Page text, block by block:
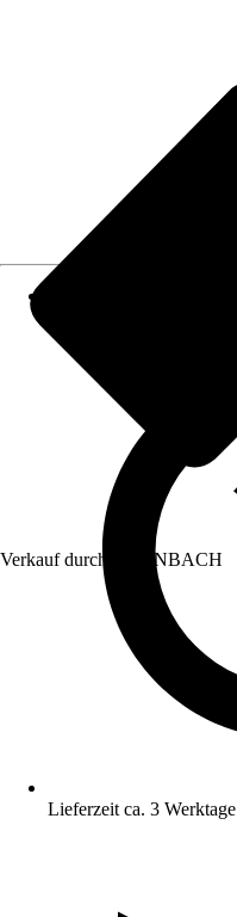
Verkauf durch: HORNBACH
Lieferzeit ca. 3 Werktage